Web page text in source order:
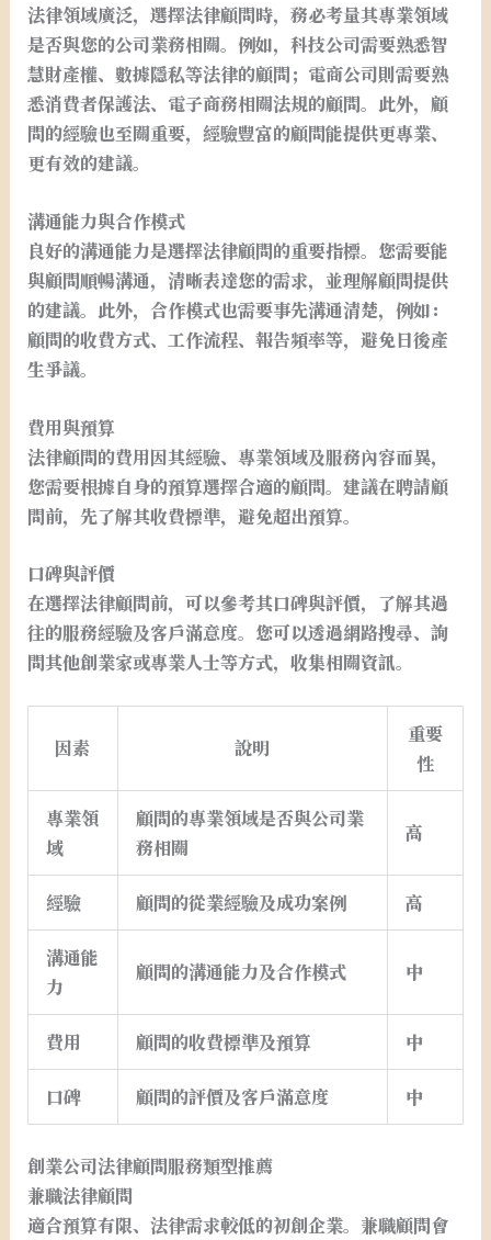
法律領域廣泛，選擇法律顧問時，務必考量其專業領域
是否與您的公司業務相關。例如，科技公司需要熟悉智
慧財產權、數據隱私等法律的顧問；電商公司則需要熟
悉消費者保護法、電子商務相關法規的顧問。此外，顧
問的經驗也至關重要，經驗豐富的顧問能提供更專業、
更有效的建議。
溝通能力與合作模式
良好的溝通能力是選擇法律顧問的重要指標。您需要能
與顧問順暢溝通，清晰表達您的需求，並理解顧問提供
的建議。此外，合作模式也需要事先溝通清楚，例如：
顧問的收費方式、工作流程、報告頻率等，避免日後產
生爭議。
費用與預算
法律顧問的費用因其經驗、專業領域及服務內容而異，
您需要根據自身的預算選擇合適的顧問。建議在聘請顧
問前，先了解其收費標準，避免超出預算。
口碑與評價
在選擇法律顧問前，可以參考其口碑與評價，了解其過
往的服務經驗及客戶滿意度。您可以透過網路搜尋、詢
問其他創業家或專業人士等方式，收集相關資訊。
因素 說明
重要
性
專業領
域
顧問的專業領域是否與公司業
務相關
高
經驗 顧問的從業經驗及成功案例 高
溝通能
力
顧問的溝通能力及合作模式 中
費用 顧問的收費標準及預算 中
口碑 顧問的評價及客戶滿意度 中
創業公司法律顧問服務類型推薦
兼職法律顧問
適合預算有限、法律需求較低的初創企業。兼職顧問會